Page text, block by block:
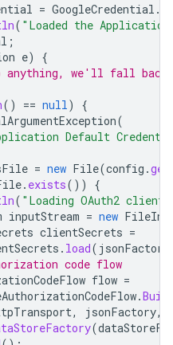
= GoogleCredential .
( "Loaded the
;
e)
{
anything, we'll fall back
() == null)
{
(
Default
= new File(config .
. exists())
{
( "Loading OAuth2
inputStream = new
clientSecrets =
. load( jsonFactory
code flow
flow =
.
, jsonFactory,
(